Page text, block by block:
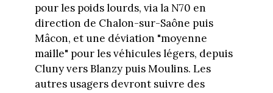
pour les poids lourds, via la N70 en
direction de Chalon-sur-Saône puis
Mâcon, et une déviation "moyenne
maille" pour les véhicules légers, depuis
Cluny vers Blanzy puis Moulins. Les
autres usagers devront suivre des